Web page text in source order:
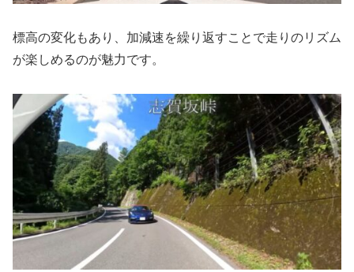
標高の変化もあり、加減速を繰り返すことで走りのリズム
が楽しめるのが魅力です。